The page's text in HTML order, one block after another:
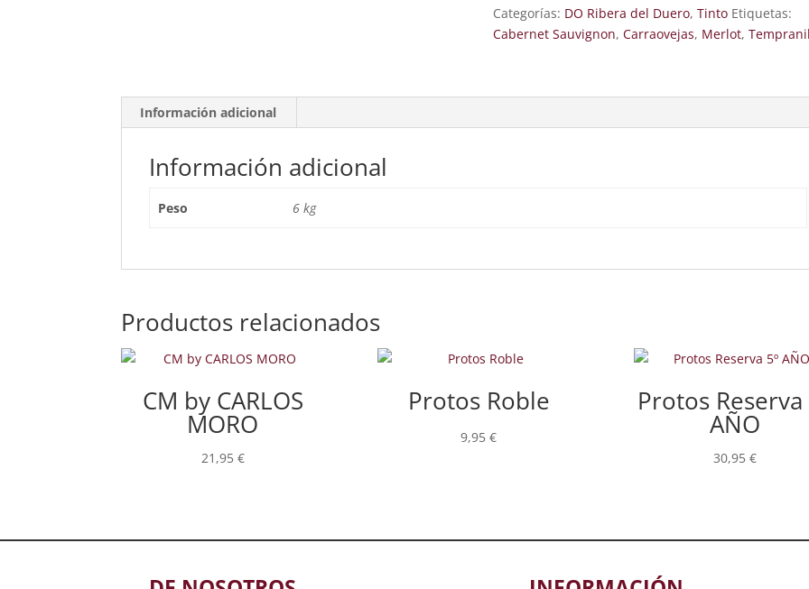
Categorías: DO Ribera del Duero,Tinto Etiquetas:
Cabernet Sauvignon,Carraovejas, Merlot,
Información adicional
Información adicional
Peso 6 kg
Productos relacionados
CM by CARLOS
MORO
21,95 €
Protos Roble
9,95€
Protos Reserva
AÑO
30,95 €